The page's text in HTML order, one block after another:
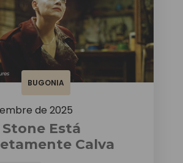
BUGONIA
de 2025
Está
Calva